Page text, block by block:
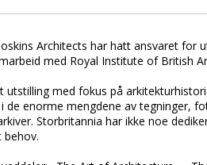
Architects har hatt ansvaret for
med Royal Institute of British
utstilling med fokus på
de enorme mengdene av tegninger,
Storbritannia har ikke noe
behov.